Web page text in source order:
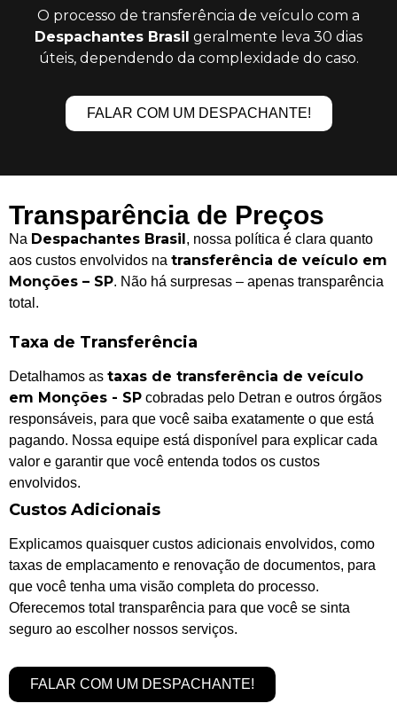
O processo de transferência de veículo com a
Despachantes Brasil geralmente leva 30 dias
úteis, dependendo da complexidade do caso.
FALAR COM UM DESPACHANTE!
Transparência de Preços
Na Despachantes Brasil, nossa política é clara quanto
aos custos envolvidos na transferência de veículo em
Monções – SP. Não há surpresas – apenas transparência
total.
Taxa de Transferência
Detalhamos as taxas de transferência de veículo
em Monções - SP cobradas pelo Detran e outros órgãos
responsáveis, para que você saiba exatamente o que está
pagando. Nossa equipe está disponível para explicar cada
valor e garantir que você entenda todos os custos
envolvidos.
Custos Adicionais
Explicamos quaisquer custos adicionais envolvidos, como
taxas de emplacamento e renovação de documentos, para
que você tenha uma visão completa do processo.
Oferecemos total transparência para que você se sinta
seguro ao escolher nossos serviços.
FALAR COM UM DESPACHANTE!